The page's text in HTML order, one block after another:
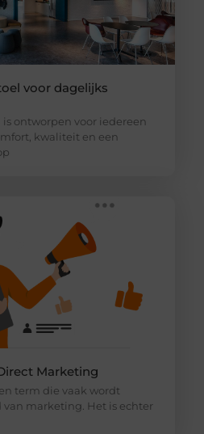
voor dagelijks
is ontworpen voor iedereen
kwaliteit en een
Marketing
term die vaak wordt
marketing. Het is echter